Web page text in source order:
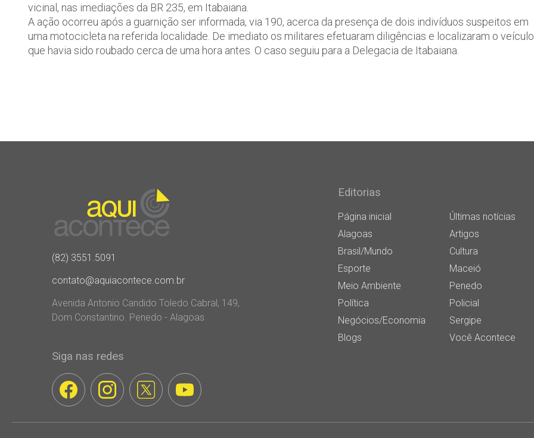
vicinal, nas imediações da BR 235, em Itabaiana.
A ação ocorreu após a guarnição ser informada, via 190, acerca da presença de dois indivíduos suspeitos em
uma motocicleta na referida localidade. De imediato os militares efetuaram diligências e localizaram o
que havia sido roubado cerca de uma hora antes. O caso seguiu para a Delegacia de Itabaiana.
(82) 3551.5091
contato@aquiacontece.com.br
Avenida Antonio Candido Toledo Cabral, 149,
Dom Constantino. Penedo - Alagoas
Siga nas redes
Editorias
Página inicial
Últimas notícias
Alagoas
Artigos
Brasil/Mundo
Cultura
Esporte
Maceió
Meio Ambiente
Penedo
Política
Policial
Negócios/Economia
Sergipe
Blogs
Você Acontece